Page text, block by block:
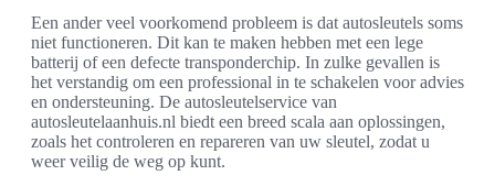
Een ander veel voorkomend probleem is dat autosleutels soms
niet functioneren. Dit kan te maken hebben met een lege
batterij of een defecte transponderchip. In zulke gevallen is
het verstandig om een professional in te schakelen voor advies
en ondersteuning. De autosleutelservice van
autosleutelaanhuis.nl biedt een breed scala aan oplossingen,
zoals het controleren en repareren van uw sleutel, zodat u
weer veilig de weg op kunt.